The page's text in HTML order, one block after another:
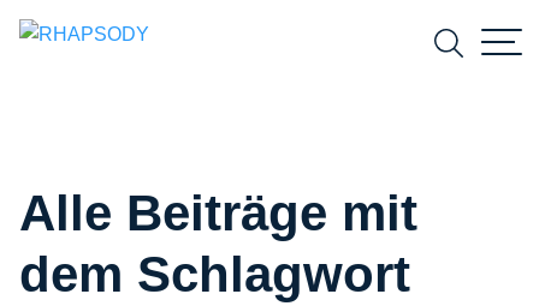
Suchen
Alle Beiträge mit
dem Schlagwort